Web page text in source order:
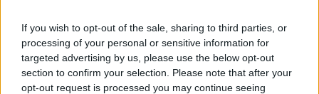
If you wish to opt-out of the sale, sharing to third parties, or
processing of your personal or sensitive information for
targeted advertising by us, please use the below opt-out
section to confirm your selection. Please note that after your
opt-out request is processed you may continue seeing